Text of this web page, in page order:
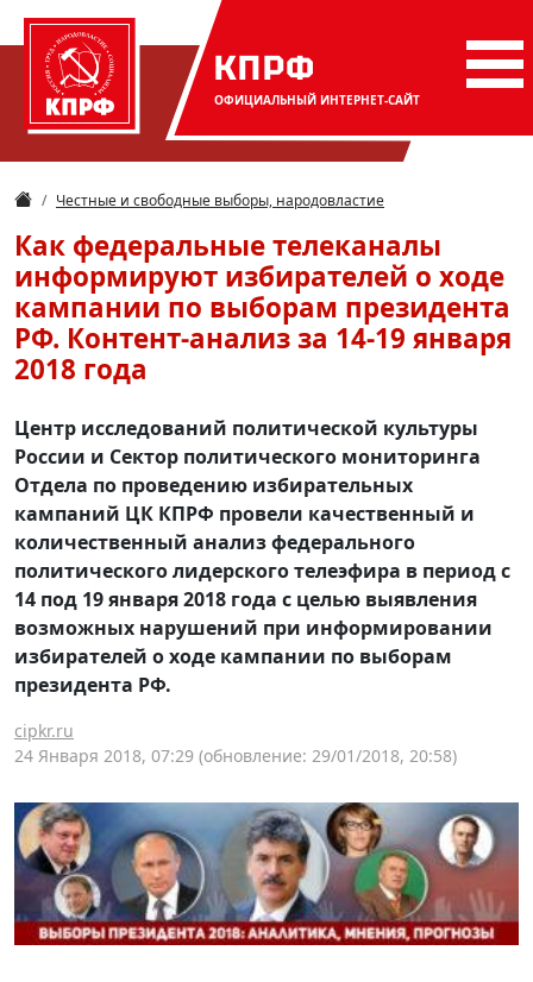
КПРФ
ОФИЦИАЛЬНЫЙ ИНТЕРНЕТ-САЙТ
Честные и свободные выборы, народовластие
Как федеральные телеканалы
информируют избирателей о ходе
кампании по выборам президента
РФ. Контент-анализ за 14-19 января
2018 года
Центр исследований политической культуры
России и Сектор политического мониторинга
Отдела по проведению избирательных
кампаний ЦК КПРФ провели качественный и
количественный анализ федерального
политического лидерского телеэфира в период с
14 под 19 января 2018 года с целью выявления
возможных нарушений при информировании
избирателей о ходе кампании по выборам
президента РФ.
cipkr.ru
24 Января 2018, 07:29 (обновление: 29/01/2018, 20:58)